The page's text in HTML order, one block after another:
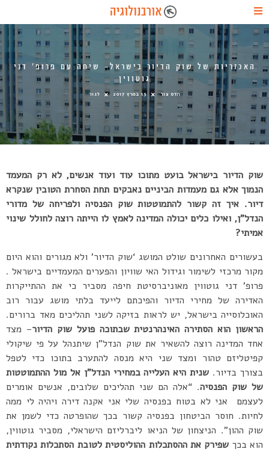
האכזריות של שוק הדיור בישראל- שיחה עם פרופ’ דני
גוטווין
הדס צור 15 במרץ 2017 לגור
שוק הדיור בישראל בועט מתוכו עוד ועוד אנשים, לא רק המעמד
הנמוך אלא גם מעמדות הביניים נאבקים תחת הסחרת הטובין שנקרא
דיור. איך זה קשור להתמוטטות שוק הפנסיה ולפריחה של מדורי
הנדל”ן, ואילו כלים יכולה המדינה לאמץ לו הייתה רוצה לחולל שינוי
אמיתי?
בעשורים האחרונים שולט המושג ‘שוק הדיור’ ולא מגורים והוא היום
מקור מרכזי לשימור וגידול האי שוויון והפערים המעמדיים בישראל .
פרופ’ דני גוטווין מאוניברסיטת חיפה מסביר כי את ההתייקרות
האדירה של מחירי הדיור והפיכתם לייעד בלתי מושג עבור רוב
האוכלוסייה בישראל, יש לראות בזיקה לשני תהליכים מאד ברורים.
הראשון הוא הסתירה האינהרנטית שבתוכה פועל שוק הדיור– מצד
אחד המדינה רוצה להשאיר את שוק הנדל”ן שיתנהל על פי שיקולי
קפיטליזם טהור ומצד שני היא מנסה להתערב בתוכו כדי לטפל
בצורך בדיור. שנית היא העלייה במחירי הנדל”ן אל מול ההתמוטטות
של שוק הפנסיה. “אלה הם שני תהליכים שלובים, אנשים אומרים
לעצמם אני לא בטוח בפנסיה שלי אני אקנה דירה ויהיה לי ממה
לחיות. חוסר הביטחון בפנסיה קשור בכך שהופרטה כדי לשמן את
שוק ההון”. הניצחון של הניאו ליברליזם הישראלי, מסביר גוטווין,
הוא בכך שפירק את ההסתכלות ההוליסטית לטובת הסתכלות נקודתית